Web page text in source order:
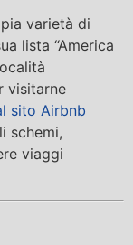
varietà di
lista “America
visitarne
sito Airbnb
schemi,
viaggi